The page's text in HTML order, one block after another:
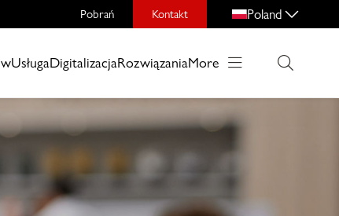
Pobrań Kontakt Poland
UsługaDigitalizacjaRozwiązaniaMore